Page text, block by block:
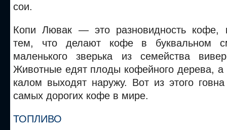
сои.
Копи Лювак — это разновидность кофе,
тем, что делают кофе в буквальном
маленького зверька из семейства
Животные едят плоды кофейного дерева, а
калом выходят наружу. Вот из этого
самых дорогих кофе в мире.
ТОПЛИВО